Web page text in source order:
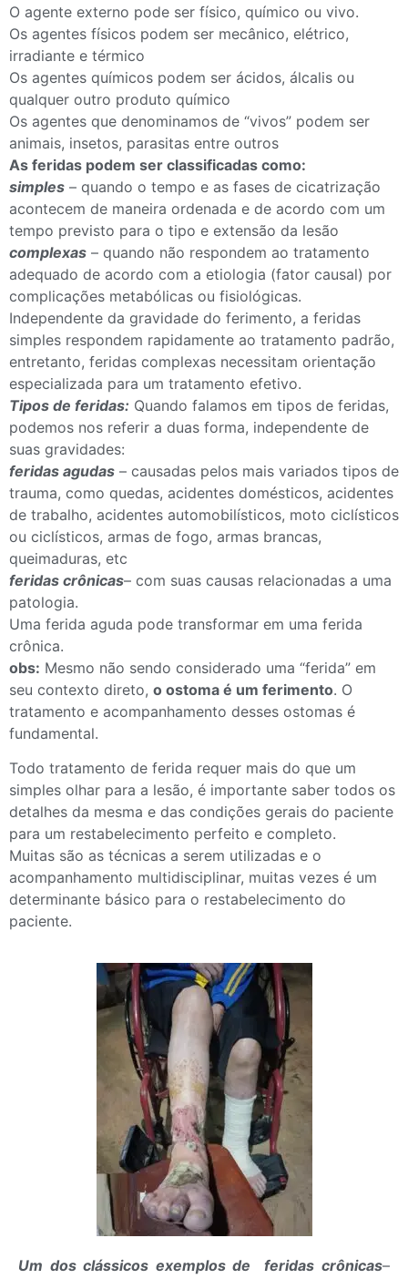
O agente externo pode ser físico, químico ou vivo.
Os agentes físicos podem ser mecânico, elétrico,
irradiante e térmico
Os agentes químicos podem ser ácidos, álcalis ou
qualquer outro produto químico
Os agentes que denominamos de “vivos” podem ser
animais, insetos, parasitas entre outros
As feridas podem ser classificadas como:
simples – quando o tempo e as fases de cicatrização
acontecem de maneira ordenada e de acordo com um
tempo previsto para o tipo e extensão da lesão
complexas – quando não respondem ao tratamento
adequado de acordo com a etiologia (fator causal) por
complicações metabólicas ou fisiológicas.
Independente da gravidade do ferimento, a feridas
simples respondem rapidamente ao tratamento padrão,
entretanto, feridas complexas necessitam orientação
especializada para um tratamento efetivo.
Tipos de feridas: Quando falamos em tipos de feridas,
podemos nos referir a duas forma, independente de
suas gravidades:
feridas agudas – causadas pelos mais variados tipos de
trauma, como quedas, acidentes domésticos, acidentes
de trabalho, acidentes automobilísticos, moto ciclísticos
ou ciclísticos, armas de fogo, armas brancas,
queimaduras, etc
feridas crônicas– com suas causas relacionadas a uma
patologia.
Uma ferida aguda pode transformar em uma ferida
crônica.
obs: Mesmo não sendo considerado uma “ferida” em
seu contexto direto, o ostoma é um ferimento. O
tratamento e acompanhamento desses ostomas é
fundamental.
Todo tratamento de ferida requer mais do que um
simples olhar para a lesão, é importante saber todos os
detalhes da mesma e das condições gerais do paciente
para um restabelecimento perfeito e completo.
Muitas são as técnicas a serem utilizadas e o
acompanhamento multidisciplinar, muitas vezes é um
determinante básico para o restabelecimento do
paciente.
Um dos clássicos exemplos de feridas crônicas–